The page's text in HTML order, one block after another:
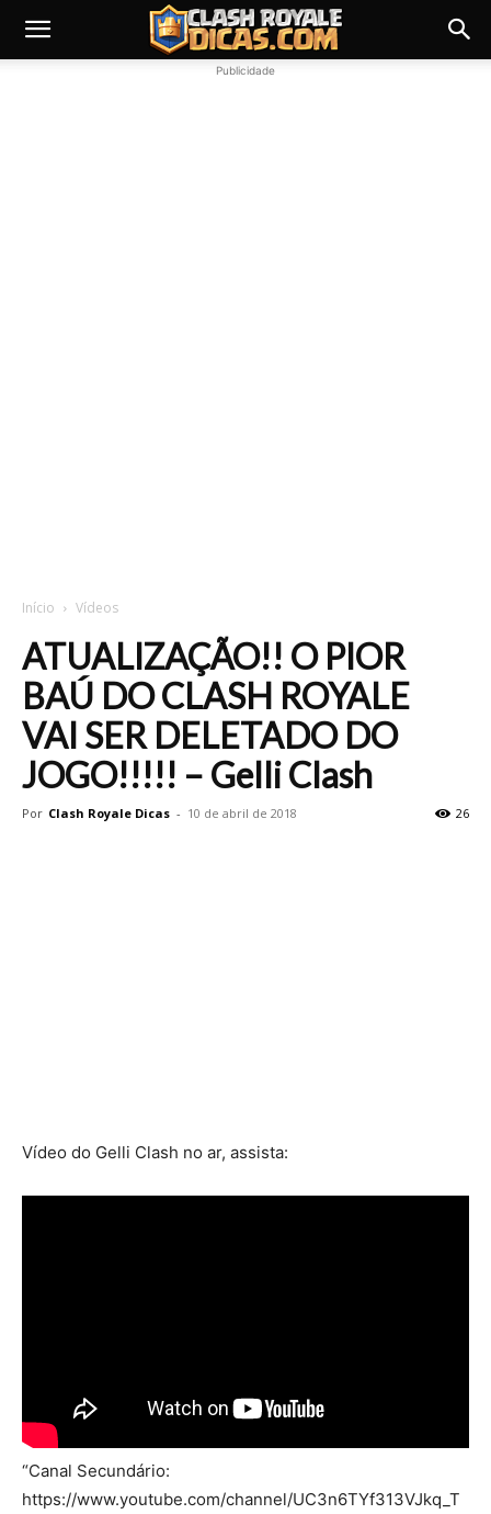
Publicidade
Início Vídeos
ATUALIZAÇÃO!! O PIOR
BAÚ DO CLASH ROYALE
VAI SER DELETADO DO
JOGO!!!!! – Gelli Clash
Por Clash Royale Dicas - 10 de abril de 2018 26
Vídeo do Gelli Clash no ar, assista:
“Canal Secundário:
https://www.youtube.com/channel/UC3n6TYf313VJkq_T